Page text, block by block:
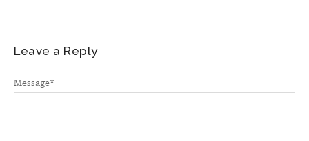
Leave a Reply
Message*